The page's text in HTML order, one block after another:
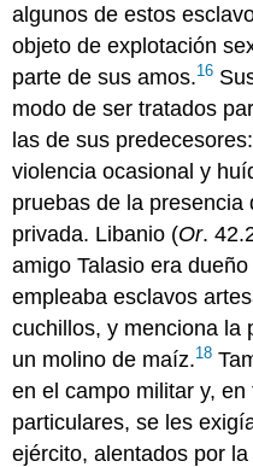
algunos de estos
objeto de explotación
parte de sus amos.16
modo de ser tratados
las de sus
violencia ocasional y
pruebas de la
privada. Libanio (Or.
amigo Talasio era
empleaba esclavos
cuchillos, y menciona la
un molino de maíz.18
en el campo militar y,
particulares, se les
ejército, alentados por